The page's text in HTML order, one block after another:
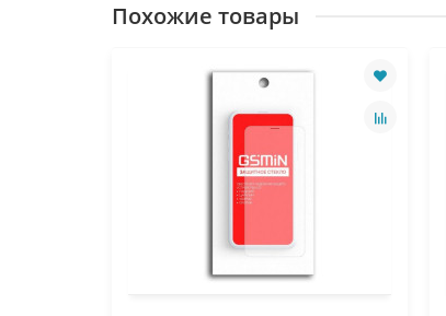
Похожие товары